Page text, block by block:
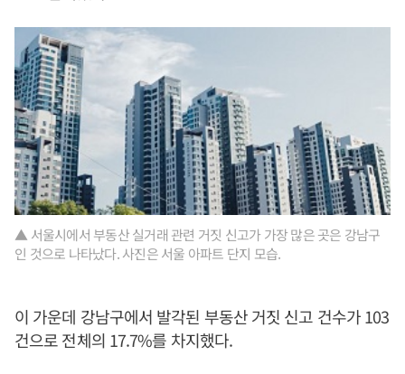
▲ 서울시에서 부동산 실거래 관련 거짓 신고가 가장 많은 곳은 강남구
인 것으로 나타났다. 사진은 서울 아파트 단지 모습.
이 가운데 강남구에서 발각된 부동산 거짓 신고 건수가 103
건으로 전체의 17.7%를 차지했다.